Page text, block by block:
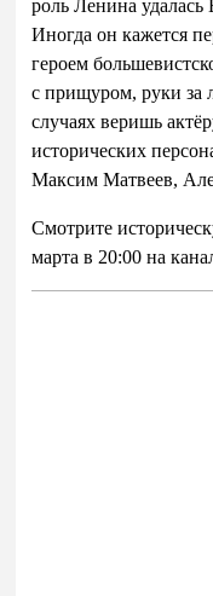
роль Ленина
Иногда он кажется
героем
с прищуром, руки за
случаях веришь
исторических
Максим Матвеев,
Смотрите
марта в 20:00 на